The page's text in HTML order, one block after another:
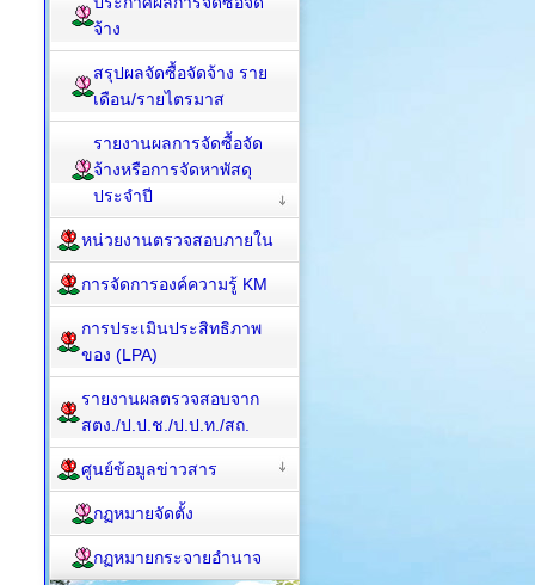
จ้าง
สรุปผลจัดซื้อจัดจ้าง ราย
เดือน/รายไตรมาส
รายงานผลการจัดซื้อจัด
จ้างหรือการจัดหาพัสดุ
ประจำปี
หน่วยงานตรวจสอบภายใน
การจัดการองค์ความรู้ KM
การประเมินประสิทธิภาพ
ของ (LPA)
รายงานผลตรวจสอบจาก
สตง./ป.ป.ช./ป.ป.ท./สถ.
ศูนย์ข้อมูลข่าวสาร
กฏหมายจัดตั้ง
กฏหมายกระจายอำนาจ